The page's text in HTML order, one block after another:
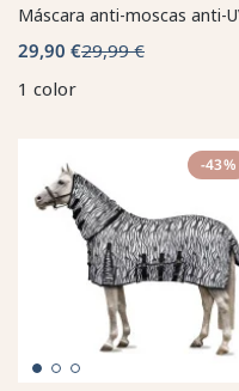
Máscara anti-moscas anti-
29,90 €29,99 €
1 color
-43%